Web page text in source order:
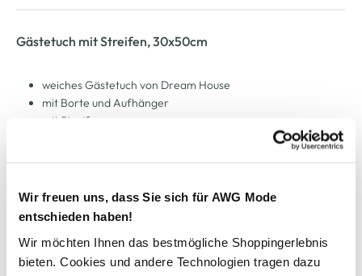
Wir freuen uns, dass Sie sich für AWG Mode
entschieden haben!
Wir möchten Ihnen das bestmögliche Shoppingerlebnis
bieten. Cookies und andere Technologien tragen dazu
Gästetuch mit Streifen, 30x50cm
weiches Gästetuch von Dream House
mit Borte und Aufhänger
mit Streifen
907074-grau